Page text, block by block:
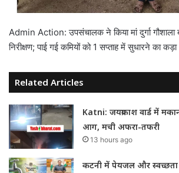
Admin Action: उपसंचालक ने किया मां दुर्गा गौशाला
निरीक्षण; पाई गई कमियों को 1 सप्ताह में सुधारने का
Related Articles
Katni: जयप्रकाश वार्ड में
आग, मची अफरा-तफरी
13 hours ago
कटनी में पेयजल और स्वच्छता